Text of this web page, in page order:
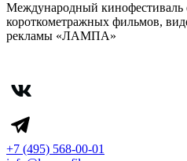
Международный кинофестиваль
короткометражных фильмов,
рекламы «ЛАМПА»
+7 (495) 568-00-01